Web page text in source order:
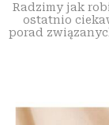
Radzimy jak
ostatnio
porad